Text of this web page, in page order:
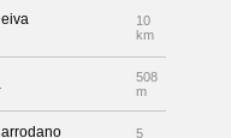
10
km
508
m
5